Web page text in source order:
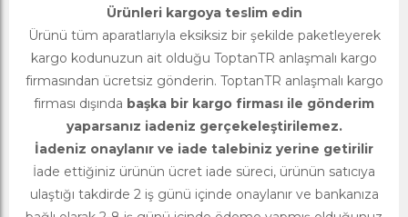
Ürünleri kargoya teslim edin
Ürünü tüm aparatlarıyla eksiksiz bir şekilde paketleyerek
kargo kodunuzun ait olduğu ToptanTR anlaşmalı kargo
firmasından ücretsiz gönderin. ToptanTR anlaşmalı kargo
firması dışında başka bir kargo firması ile gönderim
yaparsanız iadeniz gerçekeleştirilemez.
İadeniz onaylanır ve iade talebiniz yerine getirilir
İade ettiğiniz ürünün ücret iade süreci, ürünün satıcıya
ulaştığı takdirde 2 iş günü içinde onaylanır ve bankanıza